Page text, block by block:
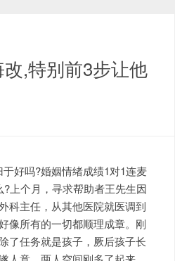
,特别前3步让他
于好吗?婚姻情绪成绩1对1连麦
上个月，寻求帮助者王先生因
科主任，从其他医院就医调到
像所有的一切都顺理成章。刚
了任务就是孩子，厥后孩子长